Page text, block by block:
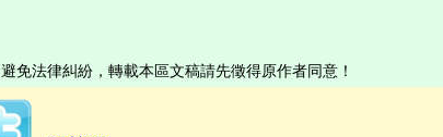
避免法律糾紛，轉載本區文稿請先徵得原作者同意！